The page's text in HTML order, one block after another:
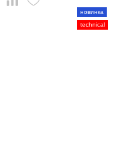
новинка
technical